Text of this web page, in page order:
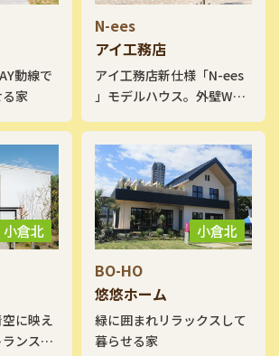
動線で
家
N-ees
アイ工務店
アイ工務店新仕様「N-ees
」モデルハウス。外壁W断
モチーフにした外観と、ビ
ルトインガレージを囲む
LDK 。お気に入りのMINIと
いつも一緒です。 生活空間
の近くにハーフ収納、その
上にLDKと吹抜でつながる
スキップフロアの子供室、
ロフトや小屋裏収納など得
意の収納や立体的な空間構
成を感じてください。
小倉北
に映え
ンスの
小倉北
BO-HO
悠悠ホーム
緑に囲まれリラックスして
暮らせる家